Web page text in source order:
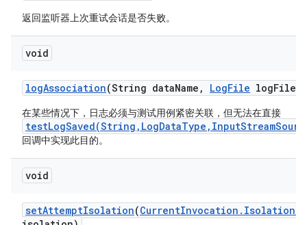
返回监听器上次重试会话是否失败。
void
logAssociation(String dataName , LogFile logFile)
在某些情况下，日志必须与测试用例紧密关联，但无法在直接
回调中实现此目的。
void
setAttemptIsolation(CurrentInvocation . Isolation